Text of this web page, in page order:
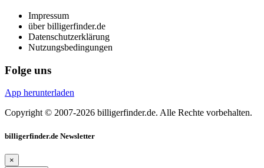
Impressum
über billigerfinder.de
Datenschutzerklärung
Nutzungsbedingungen
Folge uns
App herunterladen
Copyright © 2007-2026 billigerfinder.de. Alle Rechte vorbehalten.
billigerfinder.de Newsletter
×